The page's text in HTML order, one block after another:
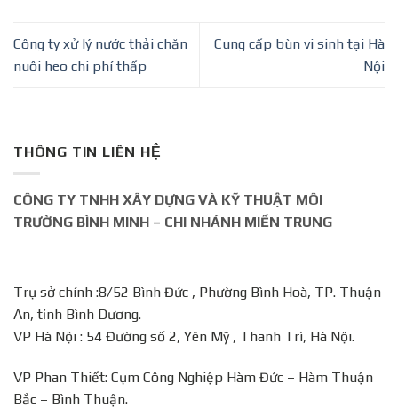
Công ty xử lý nước thải chăn
nuôi heo chi phí thấp
Cung cấp bùn vi sinh tại Hà
Nội
THÔNG TIN LIÊN HỆ
CÔNG TY TNHH XÂY DỰNG VÀ KỸ THUẬT MÔI
TRƯỜNG BÌNH MINH – CHI NHÁNH MIỀN TRUNG
Trụ sở chính :8/52 Bình Đức , Phường Bình Hoà, TP. Thuận
An, tỉnh Bình Dương.
VP Hà Nội : 54 Đường số 2, Yên Mỹ , Thanh Trì, Hà Nội.
VP Phan Thiết: Cụm Công Nghiệp Hàm Đức – Hàm Thuận
Bắc – Bình Thuận.